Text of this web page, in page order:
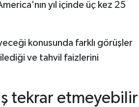
yıl içinde üç kez 25
konusunda farklı görüşler
ve tahvil faizlerini
tekrar etmeyebilir